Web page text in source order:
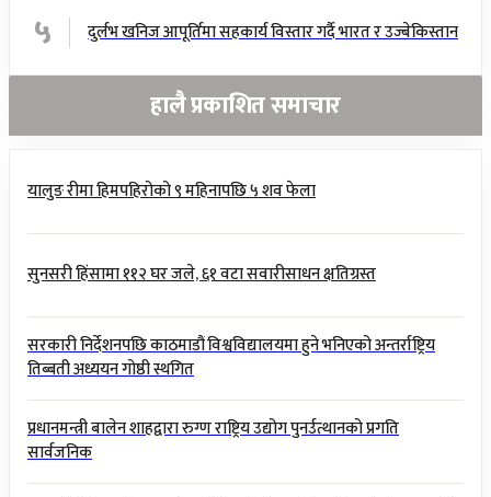
५ दुर्लभ खनिज आपूर्तिमा सहकार्य विस्तार गर्दै भारत र उज्बेकिस्तान
हालै प्रकाशित समाचार
यालुङ रीमा हिमपहिरोको ९ महिनापछि ५ शव फेला
सुनसरी हिंसामा ११२ घर जले, ६१ वटा सवारीसाधन क्षतिग्रस्त
सरकारी निर्देशनपछि काठमाडौं विश्वविद्यालयमा हुने भनिएको अन्तर्राष्ट्रिय
तिब्बती अध्ययन गोष्ठी स्थगित
प्रधानमन्त्री बालेन शाहद्वारा रुग्ण राष्ट्रिय उद्योग पुनर्उत्थानको प्रगति
सार्वजनिक